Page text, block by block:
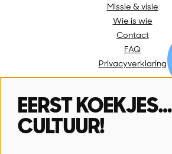
Missie & visie
Wie is wie
Contact
FAQ
Privacyverklaring
Volg ons
EERST
CULTUUR!